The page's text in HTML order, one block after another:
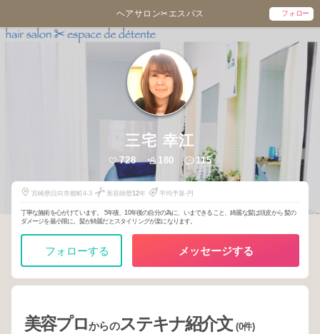
ヘアサロン✂︎エスパス フォロー
三宅 幸江
728 180 115
宮崎県日向市都町4-3 美容師歴12年 平均予算-円
丁寧な施術を心がけています。 5年後、10年後の自分の為に、いまできること、綺麗な髪は頭皮から 髪の
ダメージを最小限に。髪が綺麗だとスタイリングが楽になります。
フォローする メッセージする
美容プロからのステキナ紹介文(0件)